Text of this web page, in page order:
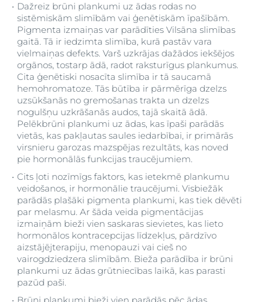
Dažreiz brūni plankumi uz ādas rodas no
sistēmiskām slimībām vai ģenētiskām īpašībām.
Pigmenta izmaiņas var parādīties Vilsāna slimības
gaitā. Tā ir iedzimta slimība, kurā pastāv vara
vielmaiņas defekts. Varš uzkrājas dažādos iekšējos
orgānos, tostarp ādā, radot raksturīgus plankumus.
Cita ģenētiski nosacīta slimība ir tā saucamā
hemohromatoze. Tās būtība ir pārmērīga dzelzs
uzsūkšanās no gremošanas trakta un dzelzs
nogulšņu uzkrāšanās audos, tajā skaitā ādā.
Pelēkbrūni plankumi uz ādas, kas īpaši parādās
vietās, kas pakļautas saules iedarbībai, ir primārās
virsnieru garozas mazspējas rezultāts, kas noved
pie hormonālās funkcijas traucējumiem.
Cits ļoti nozīmīgs faktors, kas ietekmē plankumu
veidošanos, ir hormonālie traucējumi. Visbiežāk
parādās plašāki pigmenta plankumi, kas tiek dēvēti
par melasmu. Ar šāda veida pigmentācijas
izmaiņām bieži vien saskaras sievietes, kas lieto
hormonālos kontracepcijas līdzekļus, pārdzīvo
aizstājējterapiju, menopauzi vai cieš no
vairogdziedzera slimībām. Bieža parādība ir brūni
plankumi uz ādas grūtniecības laikā, kas parasti
pazūd paši.